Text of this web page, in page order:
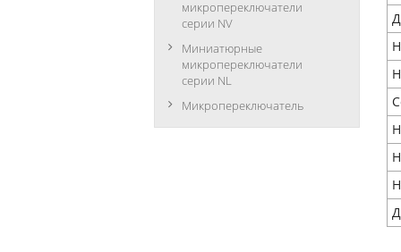
микропереключатели
серии NV
Миниатюрные
микропереключатели
серии NL
Микропереключатель